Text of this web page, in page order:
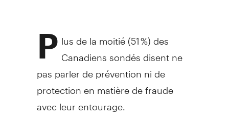
P lus de la moitié (51 %) des
Canadiens sondés disent ne
pas parler de prévention ni de
protection en matière de fraude
avec leur entourage.